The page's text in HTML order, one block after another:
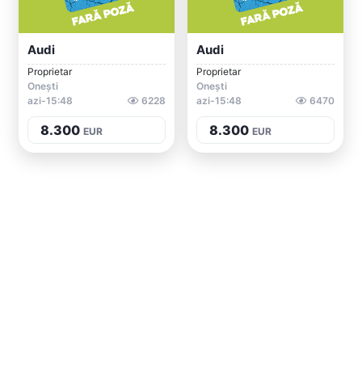
Audi
Proprietar
Onești
azi-15:48
6228
8.300 EUR
Audi
Proprietar
Onești
azi-15:48
6470
8.300 EUR